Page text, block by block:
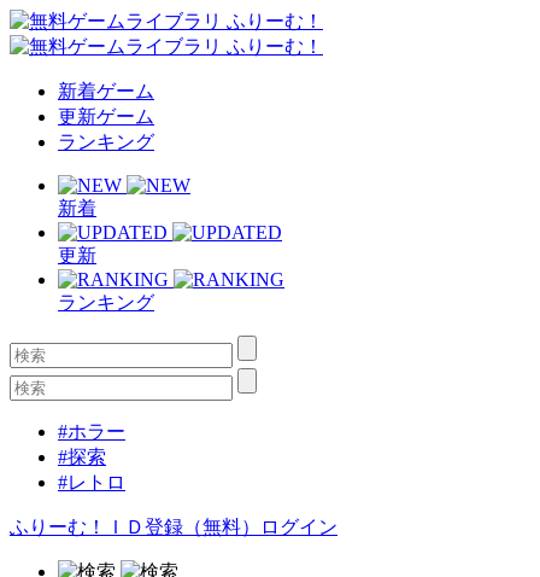
新着ゲーム
更新ゲーム
ランキング
新着
更新
ランキング
#ホラー
#探索
#レトロ
ふりーむ！ＩＤ登録（無料） ログイン